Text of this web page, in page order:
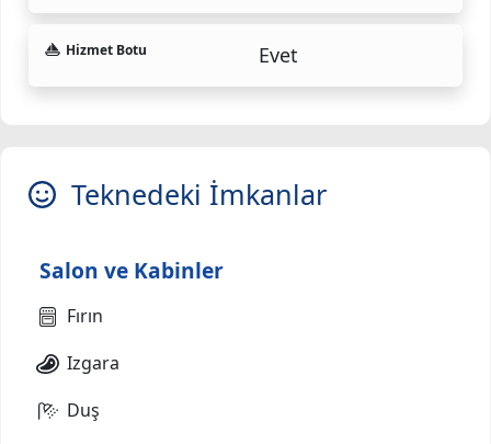
Hizmet Botu Evet
Teknedeki İmkanlar
Salon ve Kabinler
Fırın
Izgara
Duş